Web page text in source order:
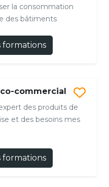
la consommation
des bâtiments
formations
commercial
des produits de
et des besoins mes
formations